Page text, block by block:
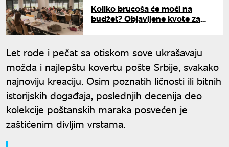
Koliko brucoša će moći na
budžet? Objavljene kvote za
Let rode i pečat sa otiskom sove ukrašavaju
možda i najlepštu kovertu pošte Srbije, svakako
najnoviju kreaciju. Osim poznatih ličnosti ili bitnih
istorijskih događaja, poslednjih decenija deo
kolekcije poštanskih maraka posvećen je
zaštićenim divljim vrstama.